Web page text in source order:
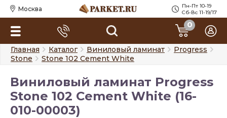
Москва
Пн-Пт 10-19
Сб-Вс 11-19/17
0
Главная Каталог Виниловый ламинат
Progress
Stone
Stone 102 Cement White
Виниловый ламинат Progress
Stone 102 Cement White (16-
010-00003)